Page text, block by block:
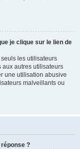
je clique sur le lien de
les utilisateurs
aux autres utilisateurs
une utilisation abusive
malveillants ou
?